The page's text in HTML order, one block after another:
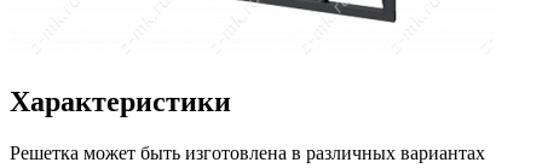
Характеристики
Решетка может быть изготовлена в различных вариантах